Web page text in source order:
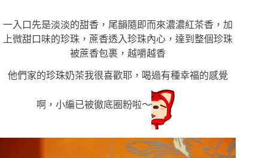
一入口先是淡淡的甜香，尾韻隨即而來濃濃紅茶香，加
上微甜口味的珍珠，蔗香透入珍珠內心，達到整個珍珠
被蔗香包裹，越嚼越香
他們家的珍珠奶茶我很喜歡耶，喝過有種幸福的感覺
啊，小編已被徹底圈粉啦〜